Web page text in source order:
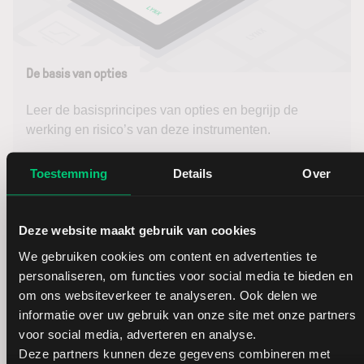
Toestemming Details Over
Deze website maakt gebruik van cookies
We gebruiken cookies om content en advertenties te
personaliseren, om functies voor social media te bieden en
om ons websiteverkeer te analyseren. Ook delen we
informatie over uw gebruik van onze site met onze partners
voor social media, adverteren en analyse.
Deze partners kunnen deze gegevens combineren met
De basis van opties
Leer de basisprincipes van opties en begrijp de
werking en risico’s van deze instrumenten.